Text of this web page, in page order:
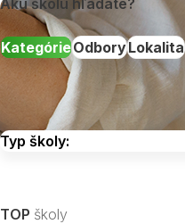
KategórieOdboryLokalita
TOP školy